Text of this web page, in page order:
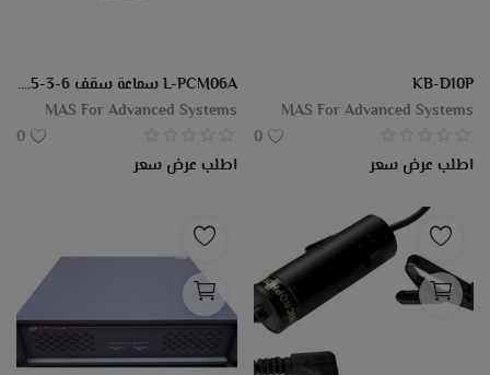
KB-D10P
MAS For Advanced Systems
0
اطلب عرض سعر
L-PCM06A سماعة سقف 6-3-1.5 وات ابيض -معدنΦ 180 mm × 55 mm
MAS For Advanced Systems
0
اطلب عرض سعر